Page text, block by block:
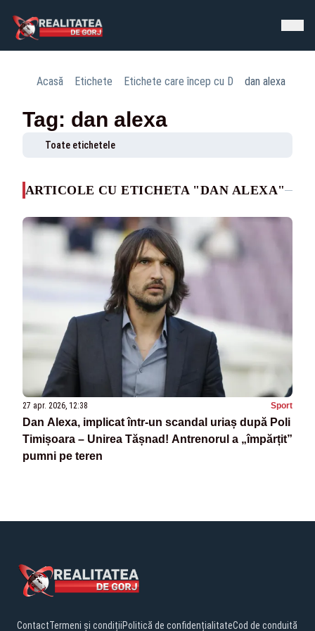
Acasă Etichete Etichete care încep cu D dan alexa
Tag: dan alexa
Toate etichetele
ARTICOLE CU ETICHETA "DAN ALEXA"
27 apr. 2026, 12:38 Sport
Dan Alexa, implicat într-un scandal uriaș după Poli
Timișoara – Unirea Tășnad! Antrenorul a „împărțit”
pumni pe teren
ContactTermeni și condițiiPolitică de confidențialitateCod de conduită